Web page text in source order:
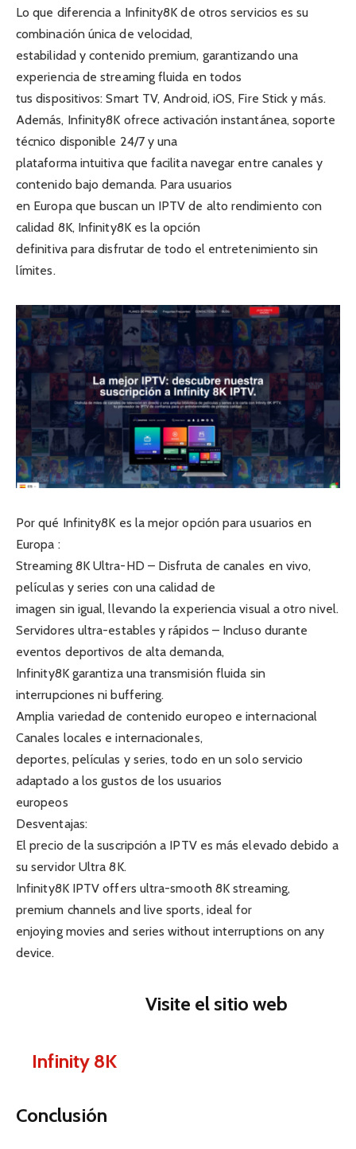
Lo que diferencia a Infinity8K de otros servicios es su
combinación única de velocidad,
estabilidad y contenido premium, garantizando una
experiencia de streaming fluida en todos
tus dispositivos: Smart TV, Android, iOS, Fire Stick y más.
Además, Infinity8K ofrece activación instantánea, soporte
técnico disponible 24/7 y una
plataforma intuitiva que facilita navegar entre canales y
contenido bajo demanda. Para usuarios
en Europa que buscan un IPTV de alto rendimiento con
calidad 8K, Infinity8K es la opción
definitiva para disfrutar de todo el entretenimiento sin
límites.
Por qué Infinity8K es la mejor opción para usuarios en
Europa :
Streaming 8K Ultra-HD – Disfruta de canales en vivo,
películas y series con una calidad de
imagen sin igual, llevando la experiencia visual a otro nivel.
Servidores ultra-estables y rápidos – Incluso durante
eventos deportivos de alta demanda,
Infinity8K garantiza una transmisión fluida sin
interrupciones ni buffering.
Amplia variedad de contenido europeo e internacional
Canales locales e internacionales,
deportes, películas y series, todo en un solo servicio
adaptado a los gustos de los usuarios
europeos
Desventajas:
El precio de la suscripción a IPTV es más elevado debido a
su servidor Ultra 8K.
Infinity8K IPTV offers ultra-smooth 8K streaming,
premium channels and live sports, ideal for
enjoying movies and series without interruptions on any
device.
Visite el sitio web
Infinity 8K
Conclusión